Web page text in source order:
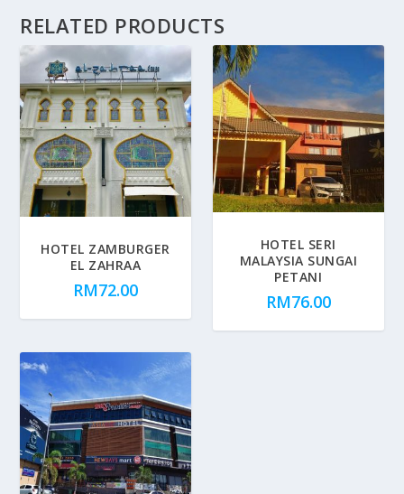
RELATED PRODUCTS
HOTEL ZAMBURGER
EL ZAHRAA
RM72.00
HOTEL SERI
MALAYSIA SUNGAI
PETANI
RM76.00